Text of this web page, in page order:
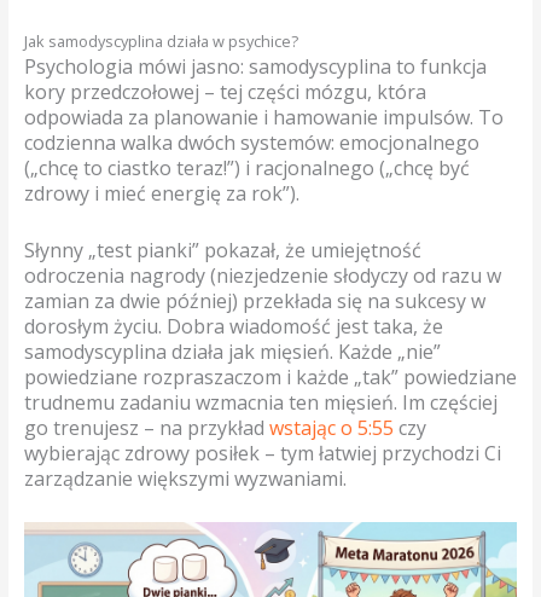
Jak samodyscyplina działa w psychice?
Psychologia mówi jasno: samodyscyplina to funkcja
kory przedczołowej – tej części mózgu, która
odpowiada za planowanie i hamowanie impulsów. To
codzienna walka dwóch systemów: emocjonalnego
(„chcę to ciastko teraz!”) i racjonalnego („chcę być
zdrowy i mieć energię za rok”).
Słynny „test pianki” pokazał, że umiejętność
odroczenia nagrody (niezjedzenie słodyczy od razu w
zamian za dwie później) przekłada się na sukcesy w
dorosłym życiu. Dobra wiadomość jest taka, że
samodyscyplina działa jak mięsień. Każde „nie”
powiedziane rozpraszaczom i każde „tak” powiedziane
trudnemu zadaniu wzmacnia ten mięsień. Im częściej
go trenujesz – na przykład wstając o 5:55 czy
wybierając zdrowy posiłek – tym łatwiej przychodzi Ci
zarządzanie większymi wyzwaniami.